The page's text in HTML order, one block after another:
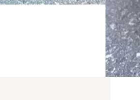
Wishlist